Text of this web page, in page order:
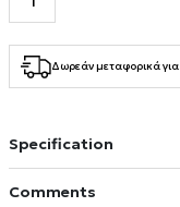
Δωρεάν μεταφορικά
Specification
Comments